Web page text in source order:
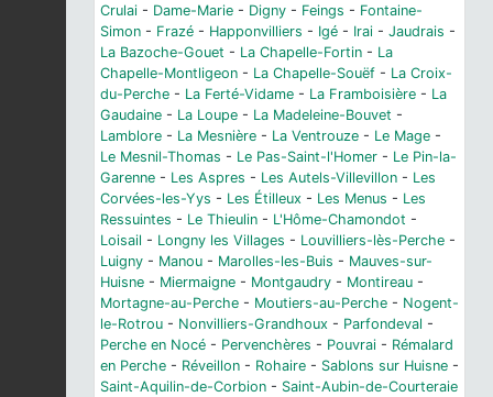
Crulai - Dame-Marie - Digny - Feings - Fontaine-
Simon - Frazé - Happonvilliers - Igé - Irai - Jaudrais -
La Bazoche-Gouet - La Chapelle-Fortin - La
Chapelle-Montligeon - La Chapelle-Souëf - La Croix-
du-Perche - La Ferté-Vidame - La Framboisière - La
Gaudaine - La Loupe - La Madeleine-Bouvet -
Lamblore - La Mesnière - La Ventrouze - Le Mage -
Le Mesnil-Thomas - Le Pas-Saint-l'Homer - Le Pin-la-
Garenne - Les Aspres - Les Autels-Villevillon - Les
Corvées-les-Yys - Les Étilleux - Les Menus - Les
Ressuintes - Le Thieulin - L'Hôme-Chamondot -
Loisail - Longny les Villages - Louvilliers-lès-Perche -
Luigny - Manou - Marolles-les-Buis - Mauves-sur-
Huisne - Miermaigne - Montgaudry - Montireau -
Mortagne-au-Perche - Moutiers-au-Perche - Nogent-
le-Rotrou - Nonvilliers-Grandhoux - Parfondeval -
Perche en Nocé - Pervenchères - Pouvrai - Rémalard
en Perche - Réveillon - Rohaire - Sablons sur Huisne -
Saint-Aquilin-de-Corbion - Saint-Aubin-de-Courteraie